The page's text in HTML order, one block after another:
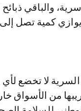
سرية، والباقي
السرية لا تخضع
من الأسواق